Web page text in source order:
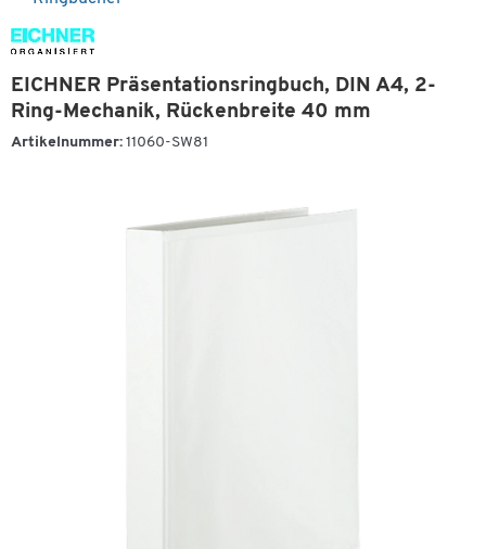
EICHNER Präsentationsringbuch, DIN A4, 2-
Ring-Mechanik, Rückenbreite 40 mm
Artikelnummer: 11060-SW81